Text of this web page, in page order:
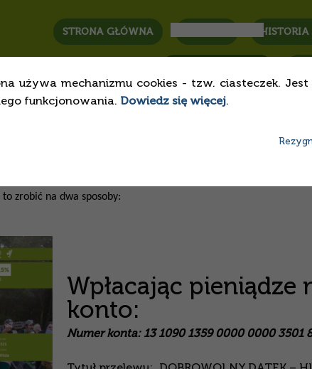
używa mechanizmu cookies - tzw. ciasteczek.
funkcjonowania. Dowiedz się więcej.
STRONA GŁÓWNA HISTORIA
zrobić na dwa sposoby:
Wpłacając pieniądze
konto:
Numer konta: 13 1090 1359 0000 0000 3501